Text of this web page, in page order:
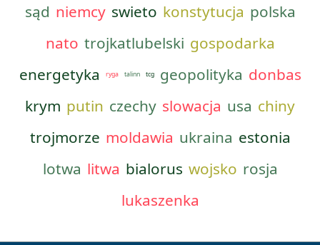
sąd niemcy swieto konstytucja polska
nato trojkatlubelski gospodarka
energetyka
ryga talinn tcg geopolityka donbas
krym putin czechy slowacja usa chiny
trojmorze moldawia ukraina estonia
lotwa litwa bialorus wojsko rosja
lukaszenka